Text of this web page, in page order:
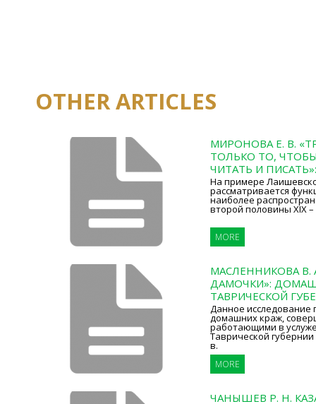
OTHER ARTICLES
МИРОНОВА Е. В.
ТОЛЬКО ТО,
ЧИТАТЬ И
На примере
рассматривается
наиболее
второй половины XIX –
MORE
МАСЛЕННИКОВА В.
ДАМОЧКИ»:
ТАВРИЧЕСКОЙ
Данное исследование
домашних краж,
работающими в
Таврической губернии
в.
MORE
ЧАНЫШЕВ Р. Н.